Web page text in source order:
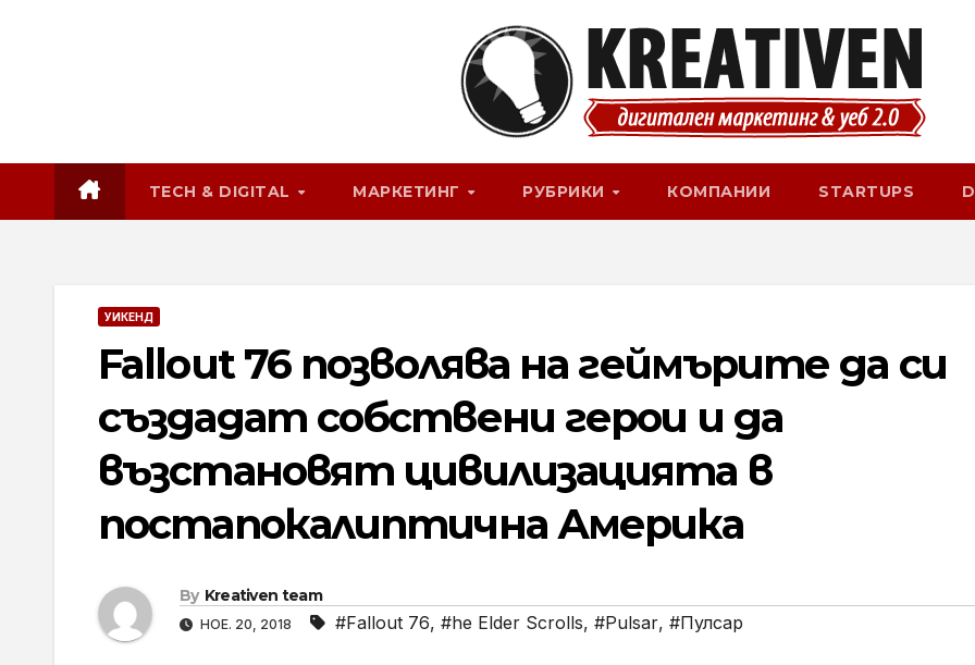
TECH & DIGITAL МАРКЕТИНГ РУБРИКИ КОМПАНИИ STARTUPS
УИКЕНД
Fallout 76 позволява на геймърите да си
създадат собствени герои и да
възстановят цивилизацията в
постапокалиптична Америка
By Kreativen team
НОЕ. 20, 2018 #Fallout 76, #he Elder Scrolls, #Pulsar, #Пулсар